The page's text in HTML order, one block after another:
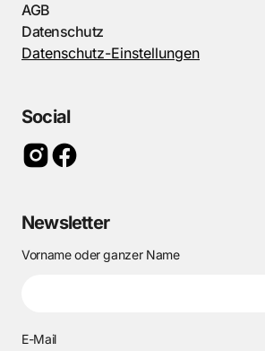
AGB
Datenschutz
Datenschutz-Einstellungen
Social
Newsletter
Vorname oder ganzer Name
E-Mail